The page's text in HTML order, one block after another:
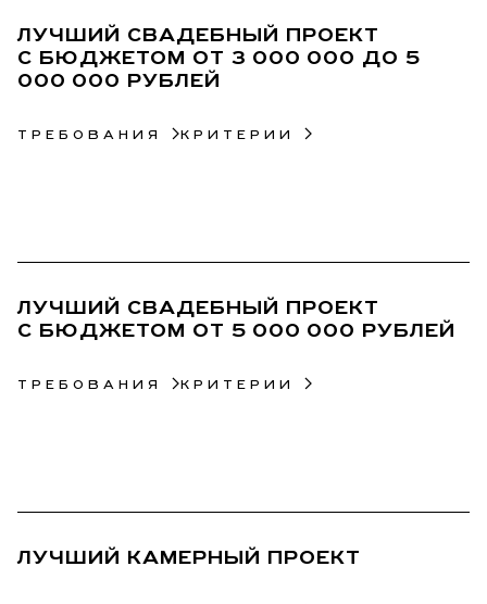
ЛУЧШИЙ СВАДЕБНЫЙ ПРОЕКТ
С БЮДЖЕТОМ ОТ 3 000 000 ДО 5
000 000 РУБЛЕЙ
ТРЕБОВАНИЯ КРИТЕРИИ
ЛУЧШИЙ СВАДЕБНЫЙ ПРОЕКТ
С БЮДЖЕТОМ ОТ 5 000 000 РУБЛЕЙ
ТРЕБОВАНИЯ КРИТЕРИИ
ЛУЧШИЙ КАМЕРНЫЙ ПРОЕКТ